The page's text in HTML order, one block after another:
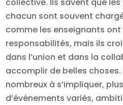
chacun sont souvent
comme les enseignants
responsabilités, mais ils
dans l’union et dans la
accomplir de belles choses.
nombreux à s’impliquer,
d’événements variés,